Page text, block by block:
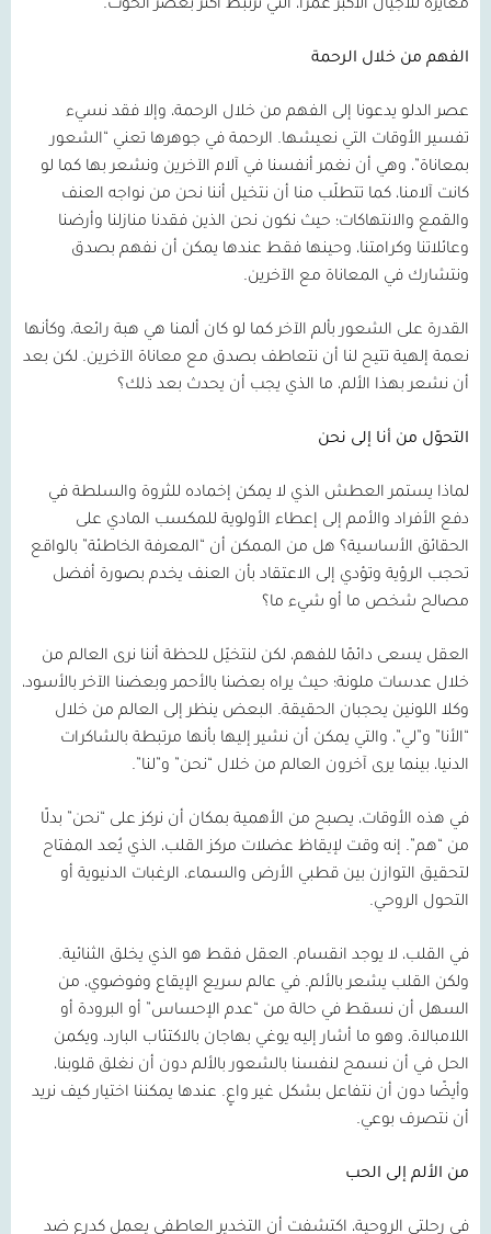
مغايرة للأجيال الأكبر عمرًا، التي ترتبط أكثر بعصر الحوت.
الفهم من خلال الرحمة
عصر الدلو يدعونا إلى الفهم من خلال الرحمة، وإلا فقد نسيء
تفسير الأوقات التي نعيشها. الرحمة في جوهرها تعني “الشعور
بمعاناة”، وهي أن نغمر أنفسنا في آلام الآخرين ونشعر بها كما لو
كانت آلامنا، كما تتطلّب منا أن نتخيل أننا نحن من نواجه العنف
والقمع والانتهاكات؛ حيث نكون نحن الذين فقدنا منازلنا وأرضنا
وعائلاتنا وكرامتنا، وحينها فقط عندها يمكن أن نفهم بصدق
ونتشارك في المعاناة مع الآخرين.
القدرة على الشعور بألم الآخر كما لو كان ألمنا هي هبة رائعة، وكأنها
نعمة إلهية تتيح لنا أن نتعاطف بصدق مع معاناة الآخرين. لكن بعد
أن نشعر بهذا الألم، ما الذي يجب أن يحدث بعد ذلك؟
التحوّل من أنا إلى نحن
لماذا يستمر العطش الذي لا يمكن إخماده للثروة والسلطة في
دفع الأفراد والأمم إلى إعطاء الأولوية للمكسب المادي على
الحقائق الأساسية؟ هل من الممكن أن “المعرفة الخاطئة” بالواقع
تحجب الرؤية وتؤدي إلى الاعتقاد بأن العنف يخدم بصورة أفضل
مصالح شخص ما أو شيء ما؟
العقل يسعى دائمًا للفهم، لكن لنتخيّل للحظة أننا نرى العالم من
خلال عدسات ملونة؛ حيث يراه بعضنا بالأحمر وبعضنا الآخر بالأسود،
وكلا اللونين يحجبان الحقيقة. البعض ينظر إلى العالم من خلال
“الأنا” و”لي”، والتي يمكن أن نشير إليها بأنها مرتبطة بالشاكرات
الدنيا، بينما يرى آخرون العالم من خلال “نحن” و”لنا”.
في هذه الأوقات، يصبح من الأهمية بمكان أن نركز على “نحن” بدلًا
من “هم”. إنه وقت لإيقاظ عضلات مركز القلب، الذي يُعد المفتاح
لتحقيق التوازن بين قطبي الأرض والسماء، الرغبات الدنيوية أو
التحول الروحي.
في القلب، لا يوجد انقسام. العقل فقط هو الذي يخلق الثنائية.
ولكن القلب يشعر بالألم. في عالم سريع الإيقاع وفوضوي، من
السهل أن نسقط في حالة من “عدم الإحساس” أو البرودة أو
اللامبالاة، وهو ما أشار إليه يوغي بهاجان بالاكتئاب البارد، ويكمن
الحل في أن نسمح لنفسنا بالشعور بالألم دون أن نغلق قلوبنا،
وأيضًا دون أن نتفاعل بشكل غير واعٍ. عندها يمكننا اختيار كيف نريد
أن نتصرف بوعي.
من الألم إلى الحب
في رحلتي الروحية، اكتشفت أن التخدير العاطفي يعمل كدرع ضد